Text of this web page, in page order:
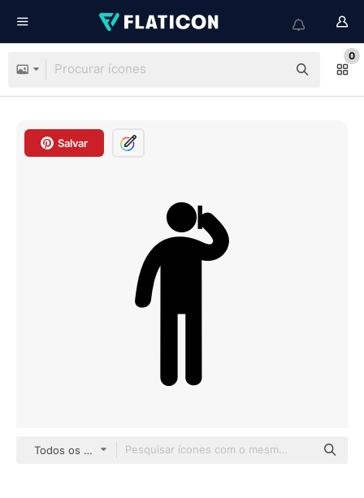
0
Salvar
Todos os estilos